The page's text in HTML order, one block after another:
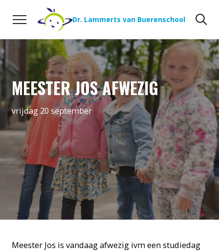
Naar de inhoud
Dr. Lammerts van Buerenschool
MEESTER JOS AFWEZIG
vrijdag 20 september
Meester Jos is vandaag afwezig ivm een studiedag